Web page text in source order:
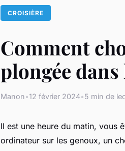
CROISIÈRE
Comment
plongée
Manon•12 février 2024•5 min de
Il est une heure du matin, vous
ordinateur sur les genoux, un